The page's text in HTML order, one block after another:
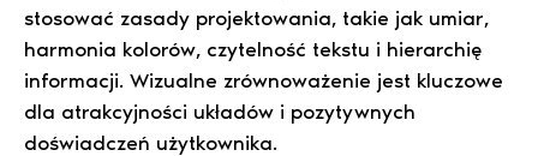
stosować zasady projektowania, takie jak umiar,
harmonia kolorów, czytelność tekstu i hierarchię
informacji. Wizualne zrównoważenie jest kluczowe
dla atrakcyjności układów i pozytywnych
doświadczeń użytkownika.